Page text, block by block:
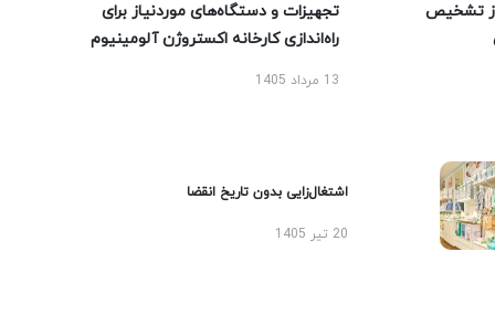
تشخیص
تجهیزات و دستگاه‌های موردنیاز برای
راه‌اندازی کارخانه اکستروژن آلومینیوم
13 مرداد 1405
اشتغال‌زایی بدون تاریخ انقضا
20 تیر 1405